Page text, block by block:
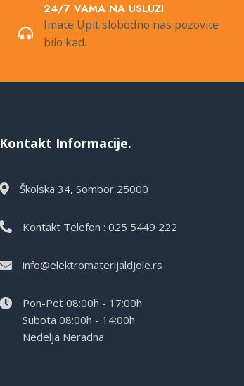
24/7 VAMA NA USLUZI
Imate Upit slobodno nas pozovite
bilo kad.
Kontakt Informacije.
Školska 34, Sombor 25000
Kontakt Telefon : 025 5449 222
info@elektromaterijaldjole.rs
Pon-Pet 08:00h - 17:00h
Subota 08:00h - 14:00h
Nedelja Neradna